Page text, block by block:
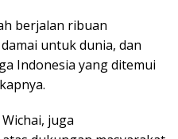
berjalan ribuan
untuk dunia, dan
Indonesia yang ditemui
juga